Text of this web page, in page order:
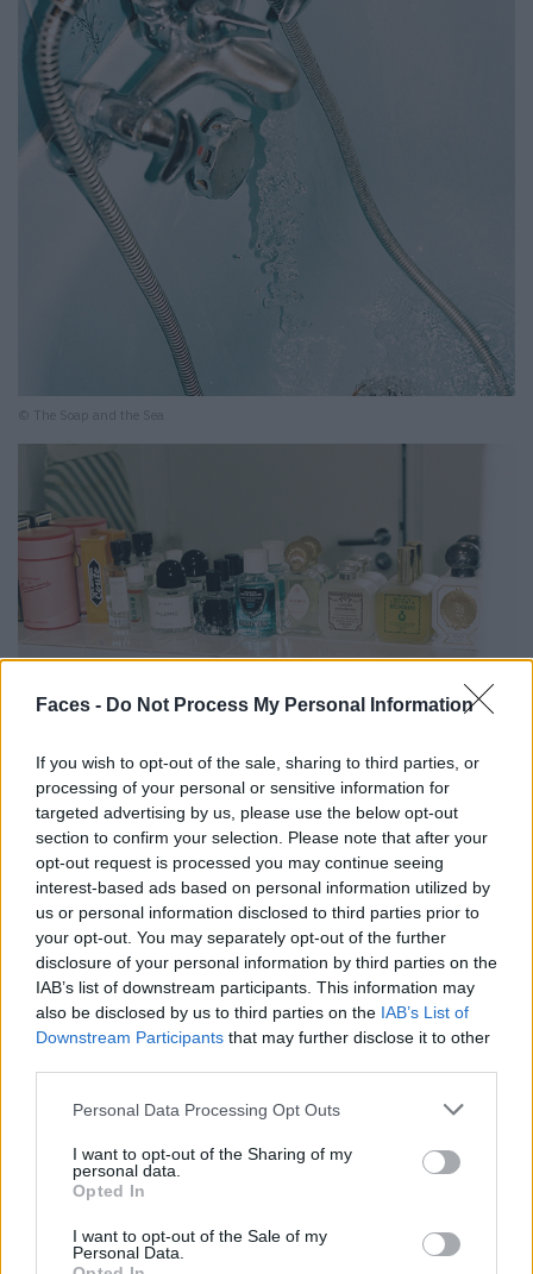
Faces - Do Not Process My Personal Information
If you wish to opt-out of the sale, sharing to third parties, or
processing of your personal or sensitive information for
targeted advertising by us, please use the below opt-out
section to confirm your selection. Please note that after your
opt-out request is processed you may continue seeing
interest-based ads based on personal information utilized by
us or personal information disclosed to third parties prior to
your opt-out. You may separately opt-out of the further
disclosure of your personal information by third parties on the
IAB’s list of downstream participants. This information may
also be disclosed by us to third parties on the IAB’s List of
Downstream Participants that may further disclose it to other
Personal Data Processing Opt Outs
I want to opt-out of the Sharing of my
personal data.
Opted In
I want to opt-out of the Sale of my
Personal Data.
© The Soap and the Sea